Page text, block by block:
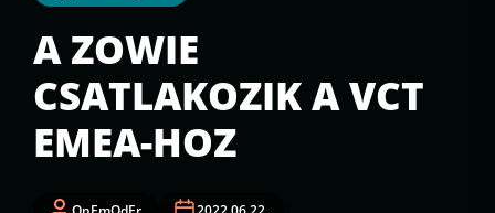
A ZOWIE
CSATLAKOZIK A VCT
EMEA-HOZ